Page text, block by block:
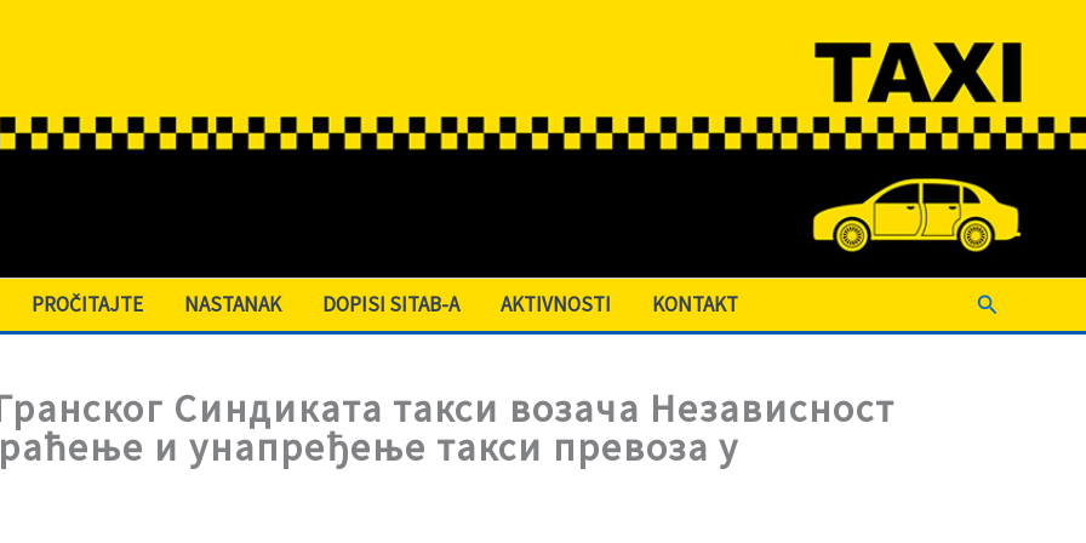
PROČITAJTE NASTANAK DOPISI SITAB-A AKTIVNOSTI KONTAKT Search
Синдиката такси возача Независност
и унапређење такси превоза у